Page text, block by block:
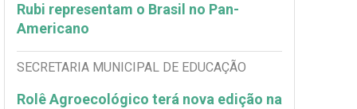
Rubi representam o Brasil no Pan-
Americano
SECRETARIA MUNICIPAL DE EDUCAÇÃO
Rolê Agroecológico terá nova edição na